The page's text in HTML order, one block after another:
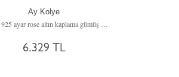
Ay Kolye
6.329 TL